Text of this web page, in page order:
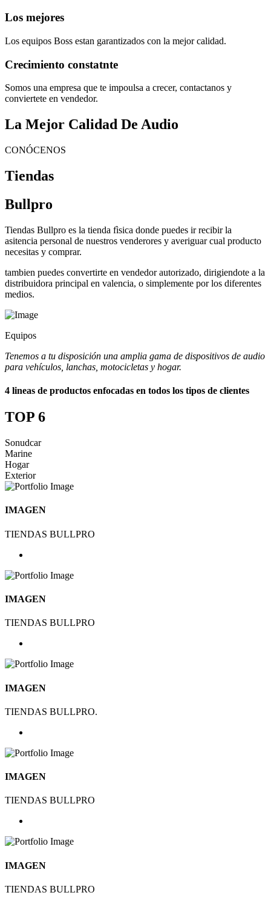
Los mejores
Los equipos Boss estan garantizados con la mejor calidad.
Crecimiento constatnte
Somos una empresa que te impoulsa a crecer, contactanos y
conviertete en vendedor.
La Mejor Calidad De Audio
CONÓCENOS
Tiendas
Bullpro
Tiendas Bullpro es la tienda fìsica donde puedes ir recibir la
asitencia personal de nuestros venderores y averiguar cual producto
necesitas y comprar.
tambien puedes convertirte en vendedor autorizado, dirigiendote a la
distribuidora principal en valencia, o simplemente por los diferentes
medios.
Equipos
Tenemos a tu disposición una amplia gama de dispositivos de audio
para vehículos, lanchas, motocicletas y hogar.
4 lineas de productos enfocadas en todos los tipos de clientes
TOP 6
Sonudcar
Marine
Hogar
Exterior
IMAGEN
TIENDAS BULLPRO
IMAGEN
TIENDAS BULLPRO
IMAGEN
TIENDAS BULLPRO.
IMAGEN
TIENDAS BULLPRO
IMAGEN
TIENDAS BULLPRO